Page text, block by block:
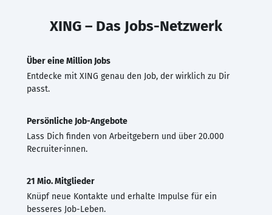
XING – Das Jobs-Netzwerk
Über eine Million Jobs
Entdecke mit XING genau den Job, der wirklich zu Dir
passt.
Persönliche Job-Angebote
Lass Dich finden von Arbeitgebern und über 20.000
Recruiter·innen.
21 Mio. Mitglieder
Knüpf neue Kontakte und erhalte Impulse für ein
besseres Job-Leben.